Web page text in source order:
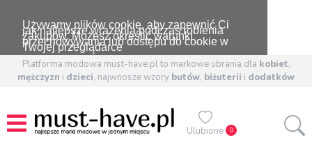
Używamy plików cookie, aby zapewnić Ci
jak najlepsze wrażenia podczas robienia
zakupów. Możesz określić warunki
przechowywania lub dostępu do cookie w
Twojej przeglądarce
Platforma modowa must-have.pl to markowe ubrania dla kobiet,
mężczyzn i dzieci, najwnosze wzory butów, biżuterii i dodatków
Ulubione 0